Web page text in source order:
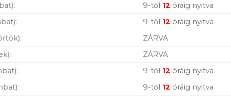
Vásárolj nálunk!
9-től 12 óráig nyitva
9-től 12 óráig nyitva
ZÁRVA
ZÁRVA
9-től 12 óráig nyitva
9-től 12 óráig nyitva